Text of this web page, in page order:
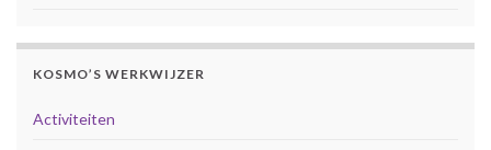
KOSMO’S WERKWIJZER
Activiteiten